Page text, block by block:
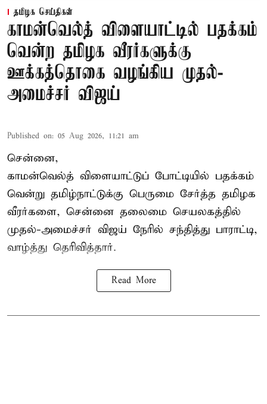
தமிழக செய்திகள்
காமன்வெல்த் விளையாட்டில் பதக்கம்
வென்ற தமிழக வீரர்களுக்கு
ஊக்கத்தொகை வழங்கிய முதல்-
அமைச்சர் விஜய்
Published on: 05 Aug 2026, 11:21 am
சென்னை,
காமன்வெல்த் விளையாட்டுப் போட்டியில் பதக்கம்
வென்று தமிழ்நாட்டுக்கு பெருமை சேர்த்த தமிழக
வீரர்களை, சென்னை தலைமை செயலகத்தில்
முதல்-அமைச்சர் விஜய் நேரில் சந்தித்து பாராட்டி,
வாழ்த்து தெரிவித்தார்.
Read More